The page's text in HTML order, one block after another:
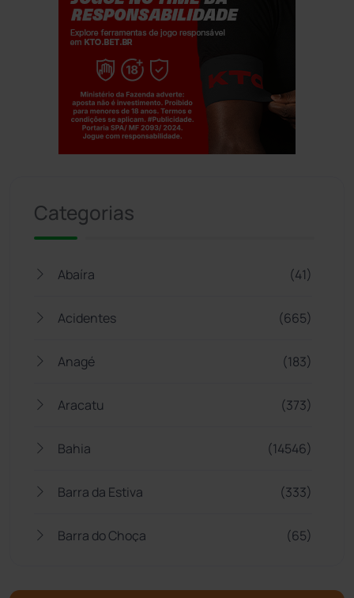
Categorias
Abaíra (41)
Acidentes (665)
Anagé (183)
Aracatu (373)
Bahia (14546)
Barra da Estiva (333)
Barra do Choça (65)